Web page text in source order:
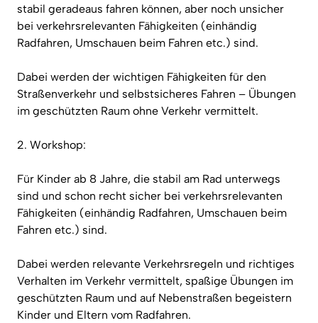
stabil geradeaus fahren können, aber noch unsicher
bei verkehrsrelevanten Fähigkeiten (einhändig
Radfahren, Umschauen beim Fahren etc.) sind.
Dabei werden der wichtigen Fähigkeiten für den
Straßenverkehr und selbstsicheres Fahren – Übungen
im geschützten Raum ohne Verkehr vermittelt.
2. Workshop:
Für Kinder ab 8 Jahre, die stabil am Rad unterwegs
sind und schon recht sicher bei verkehrsrelevanten
Fähigkeiten (einhändig Radfahren, Umschauen beim
Fahren etc.) sind.
Dabei werden relevante Verkehrsregeln und richtiges
Verhalten im Verkehr vermittelt, spaßige Übungen im
geschützten Raum und auf Nebenstraßen begeistern
Kinder und Eltern vom Radfahren.